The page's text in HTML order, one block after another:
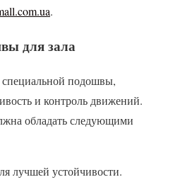
.
для зала
специальной подошвы,
и контроль движений.
обладать следующими
лучшей устойчивости.